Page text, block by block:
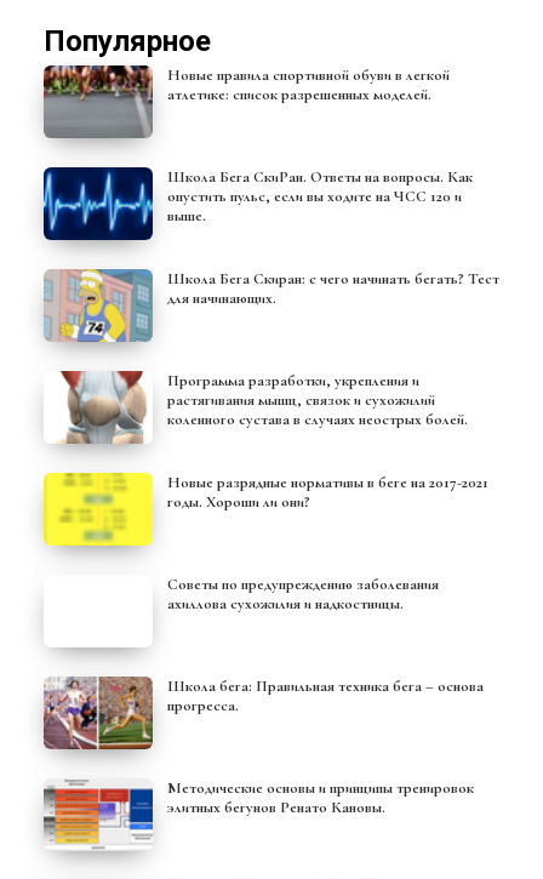
Популярное
Новые правила спортивной обуви в легкой
атлетике: список разрешенных моделей.
Школа Бега СкиРан. Ответы на вопросы. Как
опустить пульс, если вы ходите на ЧСС 120 и
выше.
Школа Бега Скиран: с чего начинать бегать? Тест
для начинающих.
Программа разработки, укрепления и
растягивания мышц, связок и сухожилий
коленного сустава в случаях неострых болей.
Новые разрядные нормативы в беге на 2017-2021
годы. Хороши ли они?
Советы по предупреждению заболевания
ахиллова сухожилия и надкостницы.
Школа бега: Правильная техника бега – основа
прогресса.
Методические основы и принципы тренировок
элитных бегунов Ренато Кановы.